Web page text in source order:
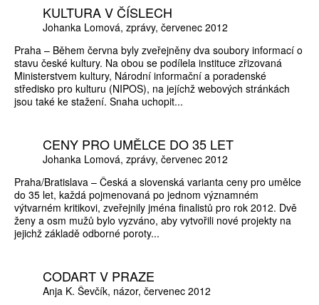
KULTURA V ČÍSLECH
Johanka Lomová zprávy červenec 2012
Praha – Během června byly zveřejněny dva soubory informací o
stavu české kultury. Na obou se podílela instituce zřizovaná
Ministerstvem kultury, Národní informační a poradenské
středisko pro kulturu (NIPOS), na jejíchž webových stránkách
jsou také ke stažení. Snaha uchopit...
CENY PRO UMĚLCE DO 35 LET
Johanka Lomová zprávy červenec 2012
Praha/Bratislava – Česká a slovenská varianta ceny pro umělce
do 35 let, každá pojmenovaná po jednom významném
výtvarném kritikovi, zveřejnily jména finalistů pro rok 2012. Dvě
ženy a osm mužů bylo vyzváno, aby vytvořili nové projekty na
jejichž základě odborné poroty...
CODART V PRAZE
Anja K. Ševčík názor červenec 2012